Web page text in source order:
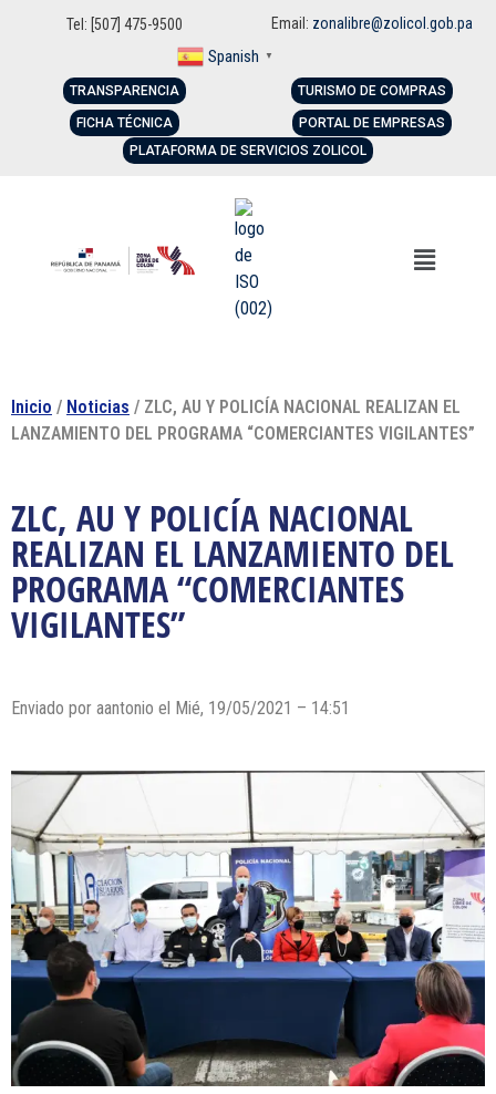
Tel: [507] 475-9500 Email: zonalibre@zolicol.gob.pa
Spanish ▼
TRANSPARENCIA
FICHA TÉCNICA
TURISMO DE COMPRAS
PORTAL DE EMPRESAS
PLATAFORMA DE SERVICIOS ZOLICOL
Inicio / Noticias / ZLC, AU Y POLICÍA NACIONAL REALIZAN EL
LANZAMIENTO DEL PROGRAMA “COMERCIANTES VIGILANTES”
ZLC, AU Y POLICÍA NACIONAL
REALIZAN EL LANZAMIENTO DEL
PROGRAMA “COMERCIANTES
VIGILANTES”
Enviado por aantonio el Mié, 19/05/2021 – 14:51